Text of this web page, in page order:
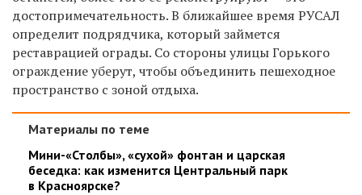
достопримечательность. В ближайшее время РУСАЛ
определит подрядчика, который займется
реставрацией ограды. Со стороны улицы Горького
ограждение уберут, чтобы объединить пешеходное
пространство с зоной отдыха.
Материалы по теме
Мини-«Столбы», «сухой» фонтан и царская
беседка: как изменится Центральный парк
в Красноярске?